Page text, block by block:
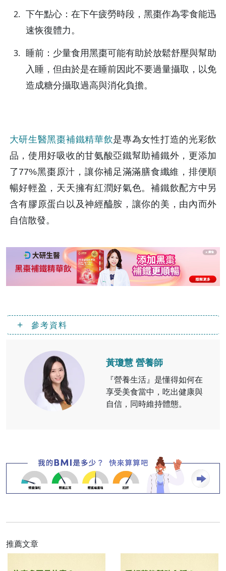
下午點心：在下午疲勞時段，黑棗作為零食能迅
速恢復體力。
睡前：少量食用黑棗可能有助於放鬆舒壓與幫助
入睡，但由於是在睡前因此不要過量攝取，以免
造成糖分攝取過高與消化負擔。
大研生醫黑棗補鐵精華飲是專為女性打造的光彩飲
品，使用好吸收的甘氨酸亞鐵幫助補鐵外，更添加
了77%黑棗原汁，讓你補足滿滿膳食纖維，排便順
暢好輕盈，天天擁有紅潤好氣色。補鐵飲配方中另
含有膠原蛋白以及神經醯胺，讓你的美，由內而外
自信散發。
參考資料
黃瓊慧 營養師
『營養生活』是懂得如何在
享受美食當中，吃出健康與
自信，同時維持體態。
推薦文章